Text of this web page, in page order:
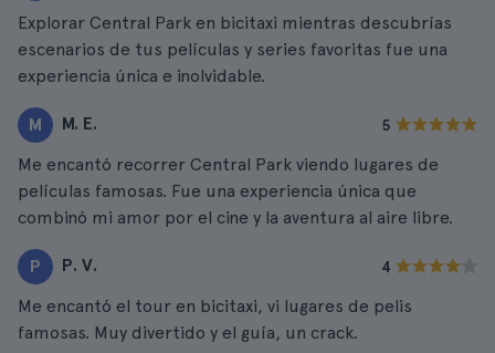
Explorar Central Park en bicitaxi mientras descubrías
escenarios de tus películas y series favoritas fue una
experiencia única e inolvidable.
M M. E. 5
Me encantó recorrer Central Park viendo lugares de
películas famosas. Fue una experiencia única que
combinó mi amor por el cine y la aventura al aire libre.
P P. V. 4
Me encantó el tour en bicitaxi, vi lugares de pelis
famosas. Muy divertido y el guía, un crack.